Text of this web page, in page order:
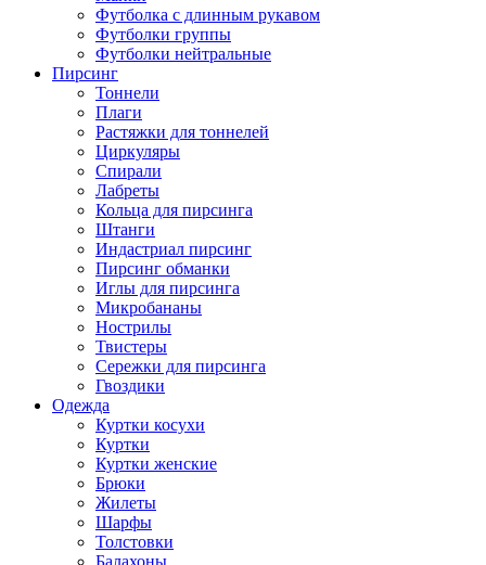
Футболка с длинным рукавом
Футболки группы
Футболки нейтральные
Пирсинг
Тоннели
Плаги
Растяжки для тоннелей
Циркуляры
Спирали
Лабреты
Кольца для пирсинга
Штанги
Индастриал пирсинг
Пирсинг обманки
Иглы для пирсинга
Микробананы
Нострилы
Твистеры
Сережки для пирсинга
Гвоздики
Одежда
Куртки косухи
Куртки
Куртки женские
Брюки
Жилеты
Шарфы
Толстовки
Балахоны